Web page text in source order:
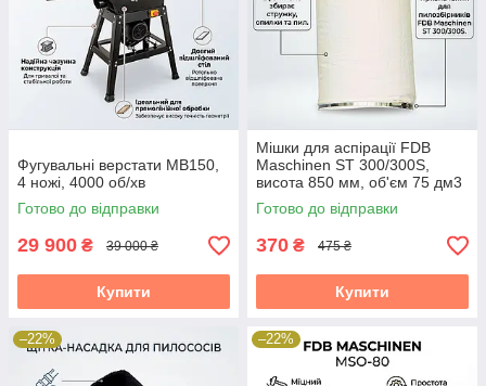
Фугувальні верстати MB150,
4 ножі, 4000 об/хв
Готово до відправки
29 900 ₴ 39 000 ₴
Купити
Мішки для аспірації FDB
Maschinen ST 300/300S,
висота 850 мм, об'єм 75 дм3
Готово до відправки
370 ₴ 475 ₴
Купити
–22% –22%